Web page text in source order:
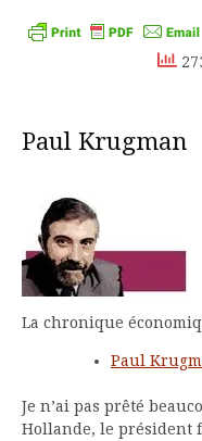
Paul Krugman
La chronique
Paul
Je n’ai pas prêté
Hollande, le président